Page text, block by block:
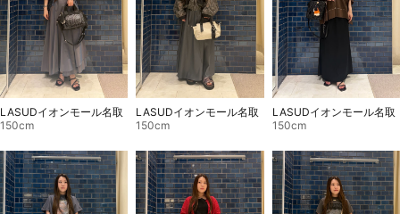
LASUDイオンモール名取
150cm
LASUDイオンモール名取
150cm
LASUDイオンモール名取
150cm